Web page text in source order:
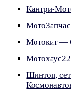
Кантри-
Мотокит —
Шинтоп,